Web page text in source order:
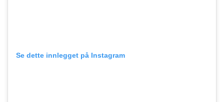
Se dette innlegget på Instagram